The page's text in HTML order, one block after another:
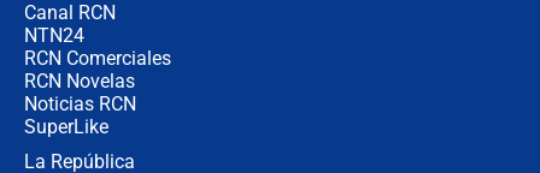
Canal RCN
NTN24
RCN Comerciales
RCN Novelas
Noticias RCN
SuperLike
La República